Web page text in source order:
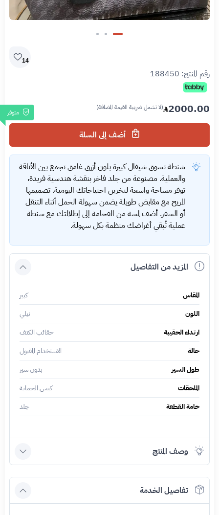
14
رقم المنتج: 188450
متوفر 2000.00 (لا تشمل ضريبة القيمة المضافة)
شنطة تسوق شيفال كبيرة بلون أزرق غامق تجمع بين الأناقة
والعملية. مصنوعة من جلد فاخر بنقشة هندسية فريدة،
توفر مساحة واسعة لتخزين احتياجاتك اليومية. تصميمها
المريح مع مقابض طويلة يضمن سهولة الحمل أثناء التنقل
أو السفر. أضف لمسة من الفخامة إلى إطلالتك مع شنطة
عملية تُبقي أغراضك منظمة بكل سهولة.
المزيد من التفاصيل
المقاس
كبير
اللون
نيلي
ارتداء الحقيبة
حقائب الكتف
حالة
الاستخدام المقبول
طول السير
بدون سير
الملحقات
كيس الحماية
خامة القطعة
جلد
وصف المنتج
تفاصيل الخدمة